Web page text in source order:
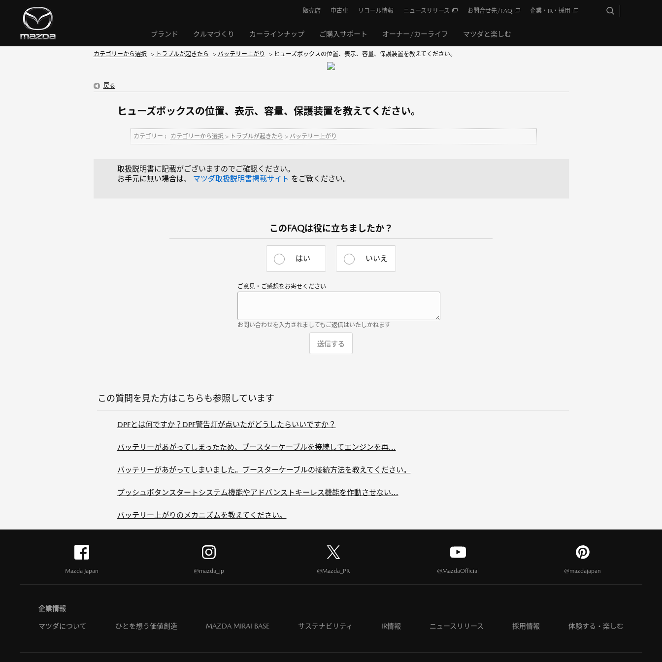
ブランド クルマづくり カーラインナップ ご購入サポート オーナー/カーライフ マツダと楽しむ
販売店 中古車 リコール情報 ニュースリリース お問合せ先/FAQ 企業・IR・採用
カテゴリーから選択 > トラブルが起きたら > バッテリー上がり > ヒューズボックスの位置、表示、容量、保護装置を教えてください。
戻る
ヒューズボックスの位置、表示、容量、保護装置を教えてください。
カテゴリー : カテゴリーから選択 > トラブルが起きたら > バッテリー上がり
取扱説明書に記載がございますのでご確認ください。
お手元に無い場合は、 マツダ取扱説明書掲載サイト をご覧ください。
このFAQは役に立ちましたか？
はい いいえ
ご意見・ご感想をお寄せください
お問い合わせを入力されましてもご返信はいたしかねます
この質問を見た方はこちらも参照しています
DPFとは何ですか？DPF警告灯が点いたがどうしたらいいですか？
バッテリーがあがってしまったため、ブースターケーブルを接続してエンジンを再...
バッテリーがあがってしまいました。ブースターケーブルの接続方法を教えてください。
プッシュボタンスタートシステム機能やアドバンストキーレス機能を作動させない...
バッテリー上がりのメカニズムを教えてください。
Mazda Japan @mazda_jp @Mazda_PR @MazdaOfficial @mazdajapan
企業情報
マツダについて ひとを想う価値創造 MAZDA MIRAI BASE サステナビリティ IR情報 ニュースリリース 採用情報 体験する・楽しむ